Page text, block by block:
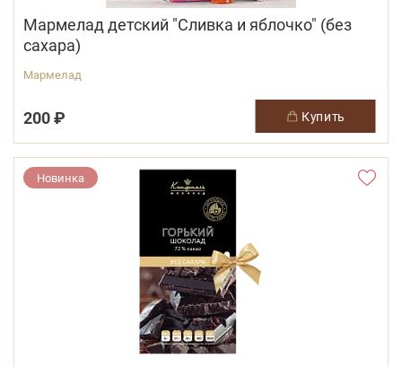
Мармелад детский "Сливка и яблочко" (без
сахара)
Мармелад
200 ₽ купить
Новинка